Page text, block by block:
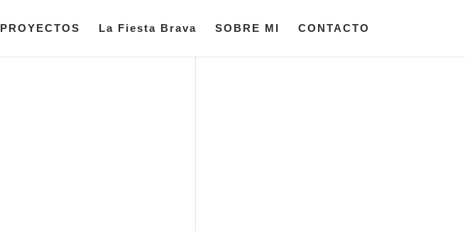
PROYECTOS La Fiesta Brava SOBRE MI CONTACTO